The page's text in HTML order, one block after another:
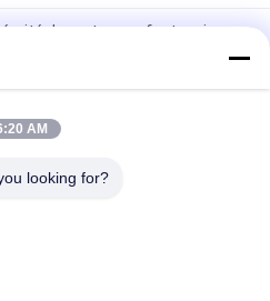
de moteur en fonte grise
fer gris pour machines
AM
looking for?